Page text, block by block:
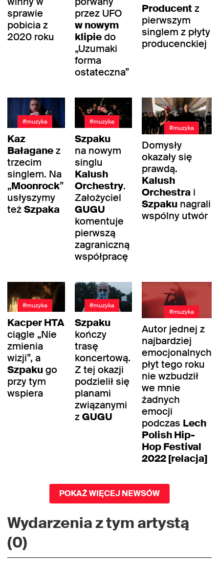
sprawie
pobicia z
2020 roku
przez UFO
w nowym
klipiedo
„Uzumaki
forma
ostateczna”
Producentz
pierwszym
singlem z płyty
producenckiej
#muzyka
Kaz
Bałaganez
trzecim
singlem. Na
„Moonrock”
usłyszymy
teżSzpaka
#muzyka
Szpaku
na nowym
singlu
Kalush
Orchestry.
Założyciel
GUGU
komentuje
pierwszą
zagraniczną
współpracę
#muzyka
Domysły
okazały się
prawdą.
Kalush
Orchestra i
Szpaku nagrali
wspólny utwór
#muzyka
Kacper HTA
ciągle „Nie
zmienia
wizji”, a
Szpakugo
przy tym
wspiera
#muzyka
Szpaku
kończy
trasę
koncertową.
Z tej okazji
podzielił się
planami
związanymi
zGUGU
#muzyka
Autor jednej z
najbardziej
emocjonalnych
płyt tego roku
nie wzbudził
we mnie
żadnych
emocji
podczas Lech
Polish Hip-
Hop Festival
2022 [relacja]
POKAŻ WIĘCEJ NEWSÓW
Wydarzenia z tym artystą
(0)